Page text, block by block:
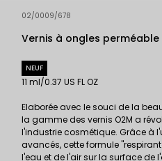
02/0009/678
Vernis à ongles perméable
NEUF
11 ml/0.37 US FL OZ
Elaborée avec le souci de la
la gamme des vernis O2M a
l'industrie cosmétique. Grâce à
avancés, cette formule
l'eau et de l'air sur la surface de